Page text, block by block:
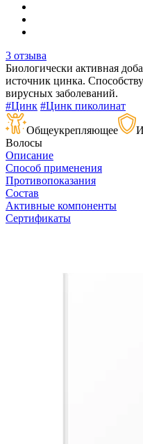
3 отзыва
Биологически активная
источник цинка.
вирусных заболеваний.
#Цинк #Цинк пиколинат
Общеукрепляющее
Волосы
Описание
Способ применения
Противопоказания
Состав
Активные компоненты
Сертификаты